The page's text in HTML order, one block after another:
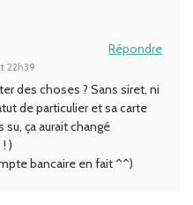
22h39
Répondre
des choses ? Sans siret, ni
de particulier et sa carte
su, ça aurait changé
)
bancaire en fait ^^)